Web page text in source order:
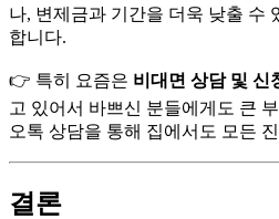
나, 변제금과 기간을 더욱 낮출 수
합니다.
👉 특히 요즘은 비대면 상담 및 신
고 있어서 바쁘신 분들에게도 큰
오톡 상담을 통해 집에서도 모든
결론